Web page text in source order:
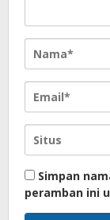
Simpan
peramban ini